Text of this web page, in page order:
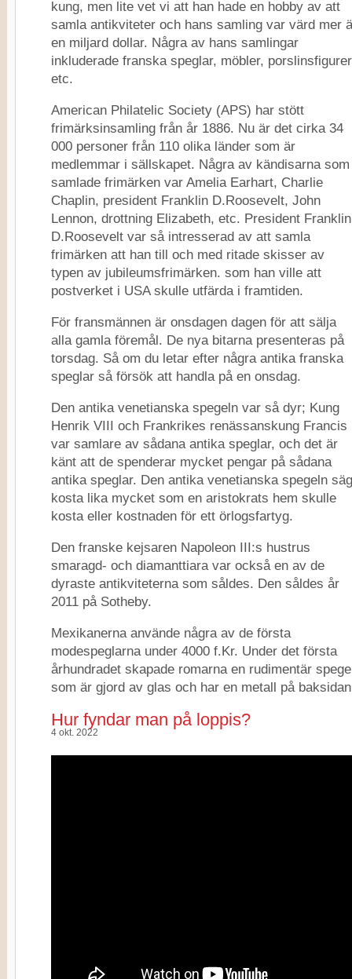
kung, men lite vet vi att han hade en hobby av att
samla antikviteter och hans samling var värd mer
en miljard dollar. Några av hans samlingar
inkluderade franska speglar, möbler,
etc.
American Philatelic Society (APS) har stött
frimärksinsamling från år 1886. Nu är det cirka 34
000 personer från 110 olika länder som är
medlemmar i sällskapet. Några av kändisarna som
samlade frimärken var Amelia Earhart, Charlie
Chaplin, president Franklin D.Roosevelt, John
Lennon, drottning Elizabeth, etc. President Franklin
D.Roosevelt var så intresserad av att samla
frimärken att han till och med ritade skisser av
typen av jubileumsfrimärken. som han ville att
postverket i USA skulle utfärda i framtiden.
För fransmännen är onsdagen dagen för att sälja
alla gamla föremål. De nya bitarna presenteras på
torsdag. Så om du letar efter några antika franska
speglar så försök att handla på en onsdag.
Den antika venetianska spegeln var så dyr; Kung
Henrik VIII och Frankrikes renässanskung Francis
var samlare av sådana antika speglar, och det är
känt att de spenderar mycket pengar på sådana
antika speglar. Den antika venetianska spegeln
kosta lika mycket som en aristokrats hem skulle
kosta eller kostnaden för ett örlogsfartyg.
Den franske kejsaren Napoleon III:s hustrus
smaragd- och diamanttiara var också en av de
dyraste antikviteterna som såldes. Den såldes år
2011 på Sotheby.
Mexikanerna använde några av de första
modespeglarna under 4000 f.Kr. Under det första
århundradet skapade romarna en rudimentär
som är gjord av glas och har en metall på
Hur fyndar man på loppis?
4 okt. 2022